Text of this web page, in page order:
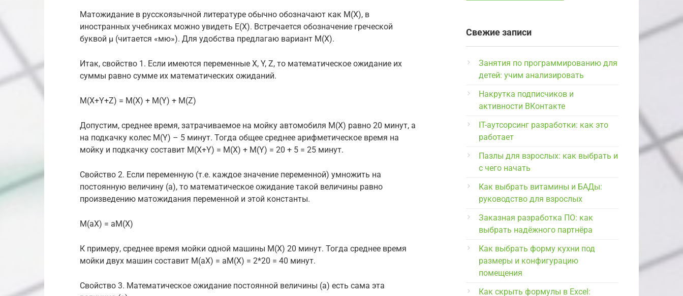
Матожидание в русскоязычной литературе обычно обозначают как M(X), в
иностранных учебниках можно увидеть E(X). Встречается обозначение греческой
буквой μ (читается «мю»). Для удобства предлагаю вариант M(X).
Итак, свойство 1. Если имеются переменные X, Y, Z, то математическое ожидание их
суммы равно сумме их математических ожиданий.
M(X+Y+Z) = M(X) + M(Y) + M(Z)
Допустим, среднее время, затрачиваемое на мойку автомобиля M(X) равно 20 минут, а
на подкачку колес M(Y) – 5 минут. Тогда общее среднее арифметическое время на
мойку и подкачку составит M(X+Y) = M(X) + M(Y) = 20 + 5 = 25 минут.
Свойство 2. Если переменную (т.е. каждое значение переменной) умножить на
постоянную величину (a), то математическое ожидание такой величины равно
произведению матожидания переменной и этой константы.
M(aX) = aM(X)
К примеру, среднее время мойки одной машины M(X) 20 минут. Тогда среднее время
мойки двух машин составит M(aX) = aM(X) = 2*20 = 40 минут.
Свойство 3. Математическое ожидание постоянной величины (а) есть сама эта
Свежие записи
Занятия по программированию для
детей: учим анализировать
Накрутка подписчиков и
активности ВКонтакте
IT-аутсорсинг разработки: как это
работает
Пазлы для взрослых: как выбрать и
с чего начать
Как выбрать витамины и БАДы:
руководство для взрослых
Заказная разработка ПО: как
выбрать надёжного партнёра
Как выбрать форму кухни под
размеры и конфигурацию
помещения
Как скрыть формулы в Excel: